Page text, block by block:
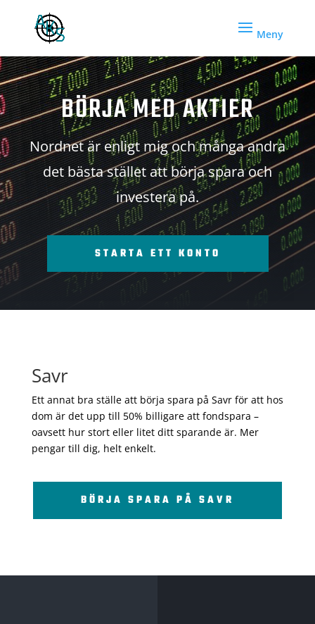
BÖRJA MED AKTIER
Nordnet är enligt mig och många andra
det bästa stället att börja spara och
investera på.
STARTA ETT KONTO
Savr
Ett annat bra ställe att börja spara på Savr för att hos
dom är det upp till 50% billigare att fondspara –
oavsett hur stort eller litet ditt sparande är. Mer
pengar till dig, helt enkelt.
BÖRJA SPARA PÅ SAVR